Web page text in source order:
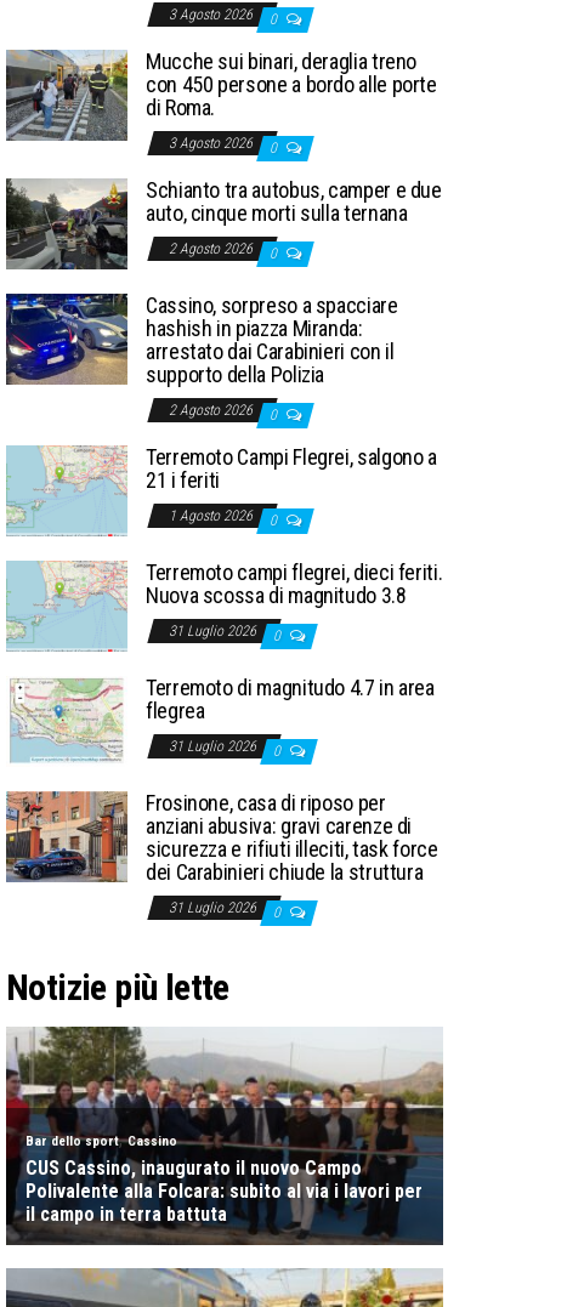
3 Agosto 2026 0
Mucche sui binari, deraglia treno
con 450 persone a bordo alle porte
di Roma.
3 Agosto 2026 0
Schianto tra autobus, camper e due
auto, cinque morti sulla ternana
2 Agosto 2026 0
Cassino, sorpreso a spacciare
hashish in piazza Miranda:
arrestato dai Carabinieri con il
supporto della Polizia
2 Agosto 2026 0
Terremoto Campi Flegrei, salgono a
21 i feriti
1 Agosto 2026 0
Terremoto campi flegrei, dieci feriti.
Nuova scossa di magnitudo 3.8
31 Luglio 2026 0
Terremoto di magnitudo 4.7 in area
flegrea
31 Luglio 2026 0
Frosinone, casa di riposo per
anziani abusiva: gravi carenze di
sicurezza e rifiuti illeciti, task force
dei Carabinieri chiude la struttura
31 Luglio 2026 0
Notizie più lette